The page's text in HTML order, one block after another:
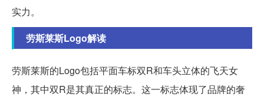
实力。
劳斯莱斯Logo解读
劳斯莱斯的Logo包括平面车标双R和车头立体的飞天女
神，其中双R是其真正的标志。这一标志体现了品牌的奢